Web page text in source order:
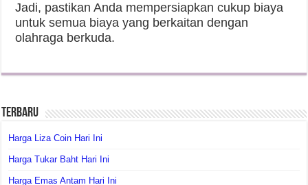
Jadi, pastikan Anda mempersiapkan cukup biaya
untuk semua biaya yang berkaitan dengan
olahraga berkuda.
Terbaru
Harga Liza Coin Hari Ini
Harga Tukar Baht Hari Ini
Harga Emas Antam Hari Ini